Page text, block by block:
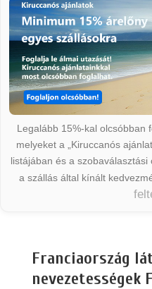
Legalább 15%-kal olcsóbban
melyeket a „Kiruccanós
listájában és a
a szállás által kínált
Franciaország
nevezetességek